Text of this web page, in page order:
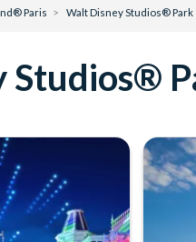
Paris Walt Disney Studios® Park
Studios®